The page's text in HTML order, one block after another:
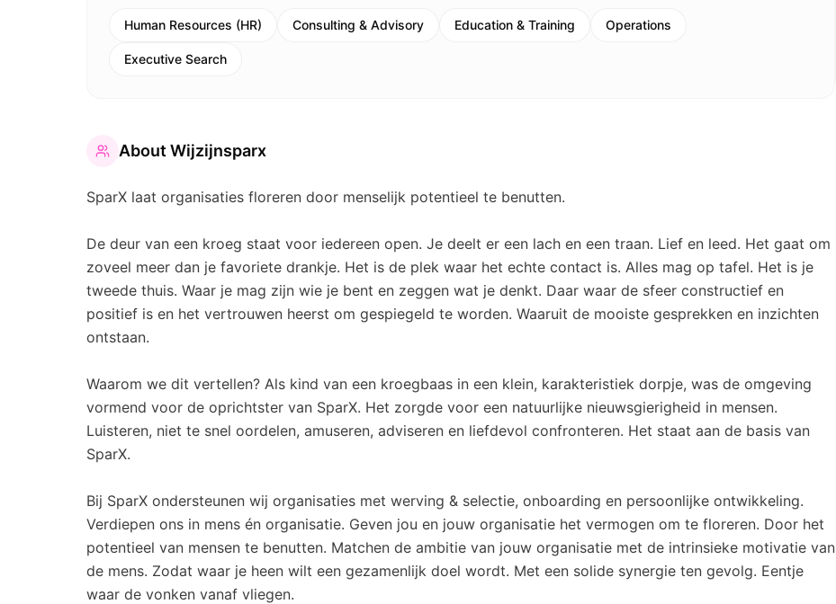
Human Resources (HR) Consulting & Advisory Education & Training Operations
Executive Search
About Wijzijnsparx
SparX laat organisaties floreren door menselijk potentieel te benutten.
De deur van een kroeg staat voor iedereen open. Je deelt er een lach en een traan. Lief en leed. Het gaat om
zoveel meer dan je favoriete drankje. Het is de plek waar het echte contact is. Alles mag op tafel. Het is je
tweede thuis. Waar je mag zijn wie je bent en zeggen wat je denkt. Daar waar de sfeer constructief en
positief is en het vertrouwen heerst om gespiegeld te worden. Waaruit de mooiste gesprekken en inzichten
ontstaan.
Waarom we dit vertellen? Als kind van een kroegbaas in een klein, karakteristiek dorpje, was de omgeving
vormend voor de oprichtster van SparX. Het zorgde voor een natuurlijke nieuwsgierigheid in mensen.
Luisteren, niet te snel oordelen, amuseren, adviseren en liefdevol confronteren. Het staat aan de basis van
SparX.
Bij SparX ondersteunen wij organisaties met werving & selectie, onboarding en persoonlijke ontwikkeling.
Verdiepen ons in mens én organisatie. Geven jou en jouw organisatie het vermogen om te floreren. Door het
potentieel van mensen te benutten. Matchen de ambitie van jouw organisatie met de intrinsieke motivatie van
de mens. Zodat waar je heen wilt een gezamenlijk doel wordt. Met een solide synergie ten gevolg. Eentje
waar de vonken vanaf vliegen.